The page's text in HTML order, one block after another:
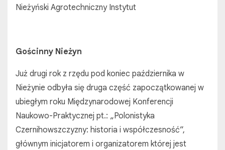
Nieżyński Agrotechniczny Instytut
Gościnny Nieżyn
Już drugi rok z rzędu pod koniec października w
Nieżynie odbyła się druga część zapoczątkowanej w
ubiegłym roku Międzynarodowej Konferencji
Naukowo-Praktycznej pt.: „Polonistyka
Czernihowszczyzny: historia i współczesność”,
głównym inicjatorem i organizatorem której jest